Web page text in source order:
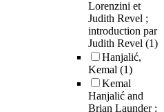
Lorenzini et
Judith Revel ;
introduction par
Judith Revel (1)
Hanjalić,
Kemal (1)
Kemal
Hanjalić and
Brian Launder ;